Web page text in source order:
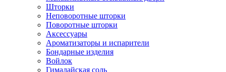
Шторки
Неповоротные шторки
Поворотные шторки
Аксессуары
Ароматизаторы и испарители
Бондарные изделия
Войлок
Гималайская соль